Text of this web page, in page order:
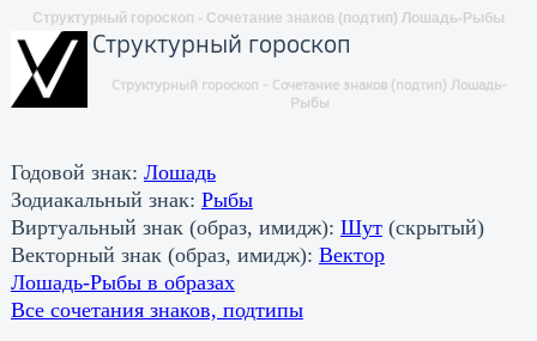
Структурный гороскоп - Сочетание знаков (подтип) Лошадь-Рыбы
Структурный гороскоп
Структурный гороскоп - Сочетание знаков (подтип) Лошадь-
Рыбы
Годовой знак: Лошадь
Зодиакальный знак: Рыбы
Виртуальный знак (образ, имидж): Шут(скрытый)
Векторный знак (образ, имидж): Вектор
Лошадь-Рыбы в образах
Все сочетания знаков, подтипы